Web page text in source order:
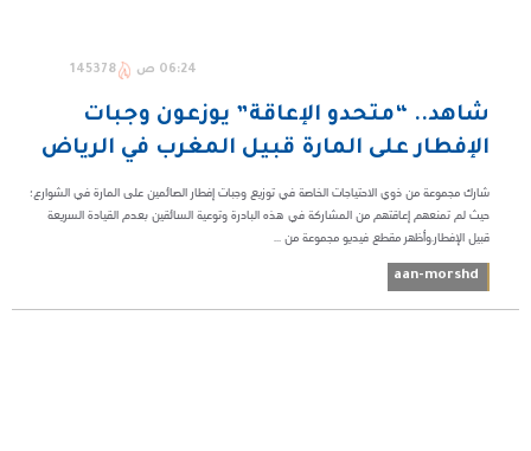
06:24 ص 145378
شاهد.. “متحدو الإعاقة” يوزعون وجبات
الإفطار على المارة قبيل المغرب في الرياض
شارك مجموعة من ذوي الاحتياجات الخاصة في توزيع وجبات إفطار الصائمين على المارة في الشوارع؛
حيث لم تمنعهم إعاقتهم من المشاركة في هذه البادرة وتوعية السائقين بعدم القيادة السريعة
قبيل الإفطار.وأظهر مقطع فيديو مجموعة من ...
aan-morshd